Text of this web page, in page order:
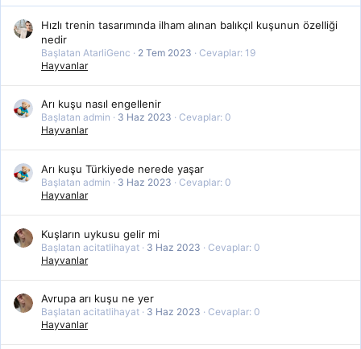
Hızlı trenin tasarımında ilham alınan balıkçıl kuşunun özelliği
nedir
Başlatan AtarliGenc 2 Tem 2023
Cevaplar: 19
Hayvanlar
Arı kuşu nasıl engellenir
Başlatan admin 3 Haz 2023
Cevaplar: 0
Hayvanlar
Arı kuşu Türkiyede nerede yaşar
Başlatan admin 3 Haz 2023
Cevaplar: 0
Hayvanlar
Kuşların uykusu gelir mi
Başlatan acitatlihayat 3 Haz 2023
Cevaplar: 0
Hayvanlar
Avrupa arı kuşu ne yer
Başlatan acitatlihayat 3 Haz 2023
Cevaplar: 0
Hayvanlar